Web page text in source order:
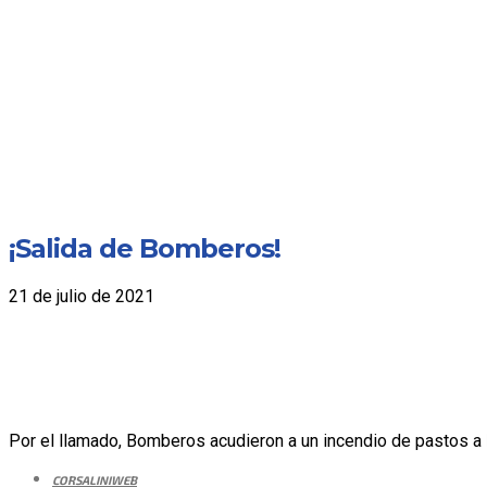
¡Salida de Bomberos!
21 de julio de 2021
Por el llamado, Bomberos acudieron a un incendio de pastos
CORSALINIWEB